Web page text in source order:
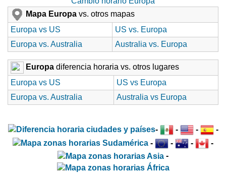
Mapa Europa vs. otros mapas
Europa vs US
US vs. Europa
Europa vs. Australia
Australia vs. Europa
Europa diferencia horaria vs. otros lugares
Europa vs US
US vs Europa
Europa vs. Australia
Australia vs Europa
- - -
-
-
- -
-
-